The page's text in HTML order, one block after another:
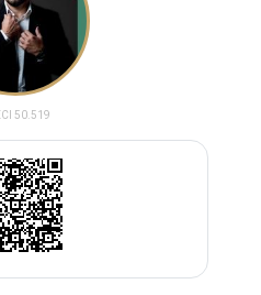
50.519